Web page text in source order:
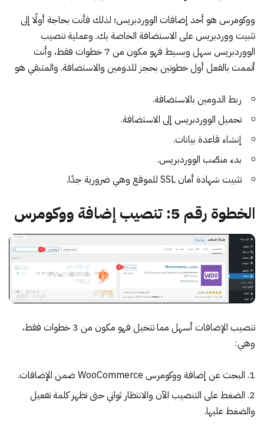
ووكومرس هو أحد إضافات الووردبريس؛ لذلك فأنت بحاجة أولًا إلى
تثبيت ووردبريس على الاستضافة الخاصة بك. وعملية تنصيب
الووردبريس سهل وبسيط فهو مكون من 7 خطوات فقط، وأنت
أتممت بالفعل أول خطوتين بحجز للدومين والاستضافة. والمتبقي هو
ربط الدومين بالاستضافة.
تحميل الووردبريس إلى الاستضافة.
إنشاء قاعدة بيانات.
بدء منصّب الووردبريس.
تثبيت شهادة أمان SSL للموقع وهي ضرورية جدًا.
الخطوة رقم 5: تنصيب إضافة ووكومرس
تنصيب الإضافات أسهل مما تتخيل
فهو مكون من 3 خطوات فقط،
وهي:
البحث عن إضافة ووكومرس WooCommerce ضمن الإضافات.
الضغط على التنصيب الآن والانتظار ثواني حتى تظهر كلمة تفعيل
والضغط عليها.